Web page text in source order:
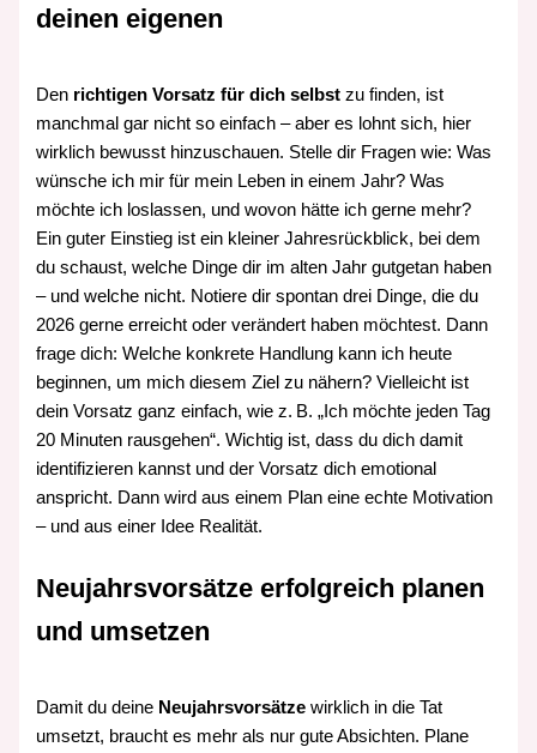
deinen eigenen
Den richtigen Vorsatz für dich selbst zu finden, ist
manchmal gar nicht so einfach – aber es lohnt sich, hier
wirklich bewusst hinzuschauen. Stelle dir Fragen wie: Was
wünsche ich mir für mein Leben in einem Jahr? Was
möchte ich loslassen, und wovon hätte ich gerne mehr?
Ein guter Einstieg ist ein kleiner Jahresrückblick, bei dem
du schaust, welche Dinge dir im alten Jahr gutgetan haben
– und welche nicht. Notiere dir spontan drei Dinge, die du
2026 gerne erreicht oder verändert haben möchtest. Dann
frage dich: Welche konkrete Handlung kann ich heute
beginnen, um mich diesem Ziel zu nähern? Vielleicht ist
dein Vorsatz ganz einfach, wie z. B. „Ich möchte jeden Tag
20 Minuten rausgehen“. Wichtig ist, dass du dich damit
identifizieren kannst und der Vorsatz dich emotional
anspricht. Dann wird aus einem Plan eine echte Motivation
– und aus einer Idee Realität.
Neujahrsvorsätze erfolgreich planen
und umsetzen
Damit du deine Neujahrsvorsätze wirklich in die Tat
umsetzt, braucht es mehr als nur gute Absichten. Plane